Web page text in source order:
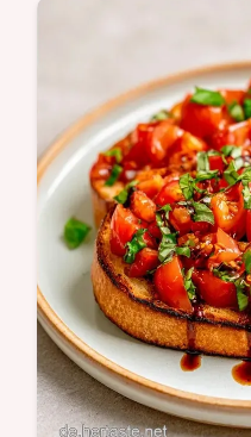
GemüseCrostini.
diese Köstlichkeit
herzhaften Party-
schmecken.